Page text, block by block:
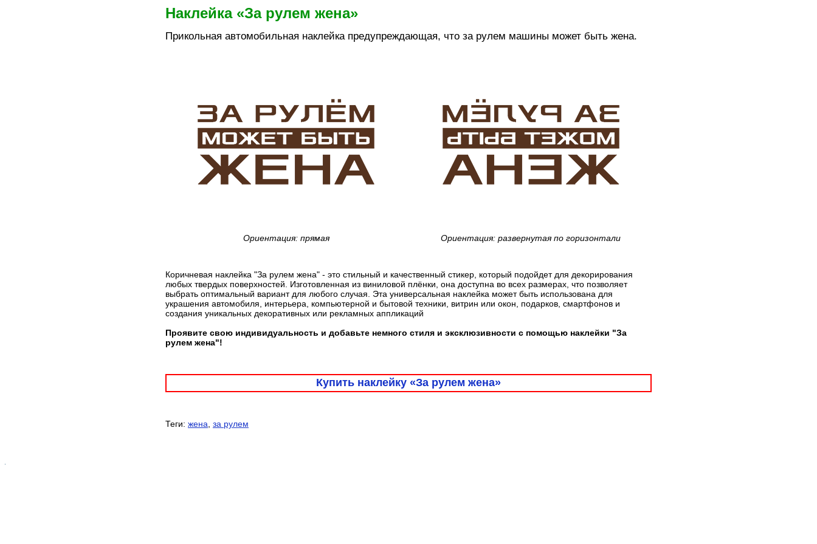
Наклейка «За рулем жена»
Прикольная автомобильная наклейка предупреждающая, что за рулем машины может быть жена.
Ориентация: прямая Ориентация: развернутая по горизонтали
Коричневая наклейка "За рулем жена" - это стильный и качественный стикер, который подойдет для декорирования
любых твердых поверхностей. Изготовленная из виниловой плёнки, она доступна во всех размерах, что позволяет
выбрать оптимальный вариант для любого случая. Эта универсальная наклейка может быть использована для
украшения автомобиля, интерьера, компьютерной и бытовой техники, витрин или окон, подарков, смартфонов и
создания уникальных декоративных или рекламных аппликаций
Проявите свою индивидуальность и добавьте немного стиля и эксклюзивности с помощью наклейки "За
рулем жена"!
Купить наклейку «За рулем жена»
Теги: жена за рулем